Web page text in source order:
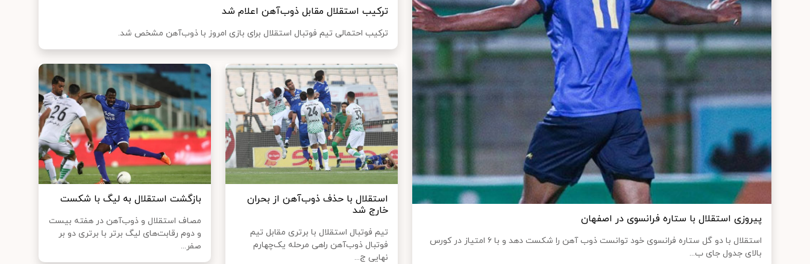
پیروزی استقلال با ستاره فرانسوی در اصفهان
استقلال با دو گل ستاره فرانسوی خود توانست ذوب آهن را شکست دهد و با ۶ امتیاز در کورس
بالای جدول جای ب...
ترکیب استقلال مقابل ذوب‌آهن اعلام شد
ترکیب احتمالی تیم فوتبال استقلال برای بازی امروز با ذوب‌آهن مشخص شد.
استقلال با حذف ذوب‌آهن از بحران
خارج شد
تیم فوتبال استقلال با برتری مقابل تیم
فوتبال ذوب‌آهن راهی مرحله یک‌چهارم
نهایی ج...
بازگشت استقلال به لیگ با شکست
مصاف استقلال و ذوب‌آهن در هفته بیست
و دوم رقابت‌های لیگ برتر با برتری دو بر
صفر...